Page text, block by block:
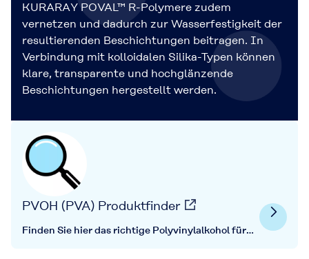
KURARAY POVAL™ R-Polymere zudem
vernetzen und dadurch zur Wasserfestigkeit der
resultierenden Beschichtungen beitragen. In
Verbindung mit kolloidalen Silika-Typen können
klare, transparente und hochglänzende
Beschichtungen hergestellt werden.
PVOH (PVA) Produktfinder
Finden Sie hier das richtige Polyvinylalkohol für